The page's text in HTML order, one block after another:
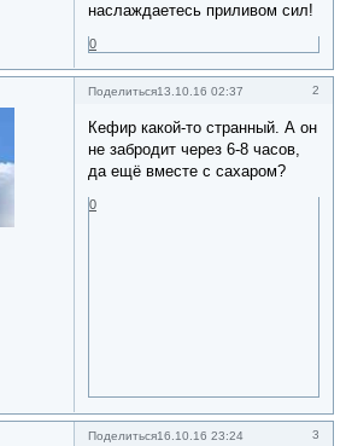
наслаждаетесь приливом сил!
0
Поделиться 2
13.10.16 02:37
Кефир какой-то странный. А он
не забродит через 6-8 часов,
да ещё вместе с сахаром?
0
Поделиться 3
16.10.16 23:24